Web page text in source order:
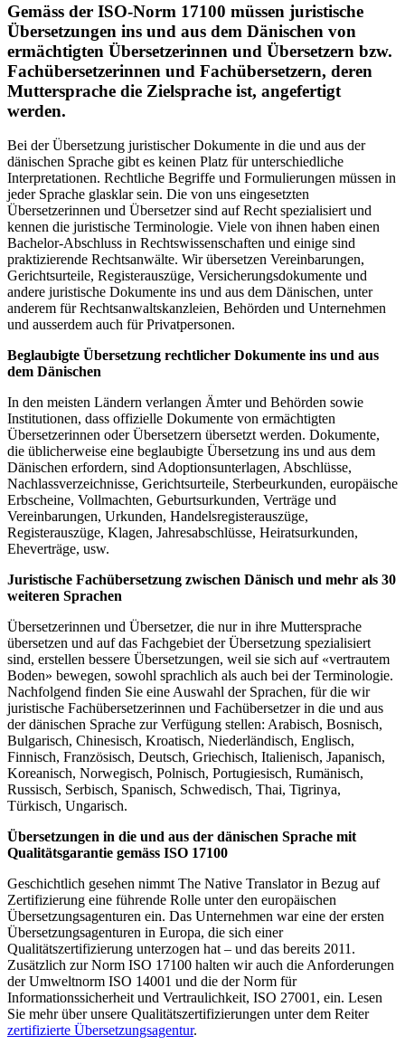
Gemäss der ISO-Norm 17100 müssen juristische
Übersetzungen ins und aus dem Dänischen von
ermächtigten Übersetzerinnen und Übersetzern bzw.
Fachübersetzerinnen und Fachübersetzern, deren
Muttersprache die Zielsprache ist, angefertigt
werden.
Bei der Übersetzung juristischer Dokumente in die und aus der
dänischen Sprache gibt es keinen Platz für unterschiedliche
Interpretationen. Rechtliche Begriffe und Formulierungen müssen in
jeder Sprache glasklar sein. Die von uns eingesetzten
Übersetzerinnen und Übersetzer sind auf Recht spezialisiert und
kennen die juristische Terminologie. Viele von ihnen haben einen
Bachelor-Abschluss in Rechtswissenschaften und einige sind
praktizierende Rechtsanwälte. Wir übersetzen Vereinbarungen,
Gerichtsurteile, Registerauszüge, Versicherungsdokumente und
andere juristische Dokumente ins und aus dem Dänischen, unter
anderem für Rechtsanwaltskanzleien, Behörden und Unternehmen
und ausserdem auch für Privatpersonen.
Beglaubigte Übersetzung rechtlicher Dokumente ins und aus
dem Dänischen
In den meisten Ländern verlangen Ämter und Behörden sowie
Institutionen, dass offizielle Dokumente von ermächtigten
Übersetzerinnen oder Übersetzern übersetzt werden. Dokumente,
die üblicherweise eine beglaubigte Übersetzung ins und aus dem
Dänischen erfordern, sind Adoptionsunterlagen, Abschlüsse,
Nachlassverzeichnisse, Gerichtsurteile, Sterbeurkunden, europäische
Erbscheine, Vollmachten, Geburtsurkunden, Verträge und
Vereinbarungen, Urkunden, Handelsregisterauszüge,
Registerauszüge, Klagen, Jahresabschlüsse, Heiratsurkunden,
Eheverträge, usw.
Juristische Fachübersetzung zwischen Dänisch und mehr als 30
weiteren Sprachen
Übersetzerinnen und Übersetzer, die nur in ihre Muttersprache
übersetzen und auf das Fachgebiet der Übersetzung spezialisiert
sind, erstellen bessere Übersetzungen, weil sie sich auf «vertrautem
Boden» bewegen, sowohl sprachlich als auch bei der Terminologie.
Nachfolgend finden Sie eine Auswahl der Sprachen, für die wir
juristische Fachübersetzerinnen und Fachübersetzer in die und aus
der dänischen Sprache zur Verfügung stellen: Arabisch, Bosnisch,
Bulgarisch, Chinesisch, Kroatisch, Niederländisch, Englisch,
Finnisch, Französisch, Deutsch, Griechisch, Italienisch, Japanisch,
Koreanisch, Norwegisch, Polnisch, Portugiesisch, Rumänisch,
Russisch, Serbisch, Spanisch, Schwedisch, Thai, Tigrinya,
Türkisch, Ungarisch.
Übersetzungen in die und aus der dänischen Sprache mit
Qualitätsgarantie gemäss ISO 17100
Geschichtlich gesehen nimmt The Native Translator in Bezug auf
Zertifizierung eine führende Rolle unter den europäischen
Übersetzungsagenturen ein. Das Unternehmen war eine der ersten
Übersetzungsagenturen in Europa, die sich einer
Qualitätszertifizierung unterzogen hat – und das bereits 2011.
Zusätzlich zur Norm ISO 17100 halten wir auch die Anforderungen
der Umweltnorm ISO 14001 und die der Norm für
Informationssicherheit und Vertraulichkeit, ISO 27001, ein. Lesen
Sie mehr über unsere Qualitätszertifizierungen unter dem Reiter
zertifizierte Übersetzungsagentur.